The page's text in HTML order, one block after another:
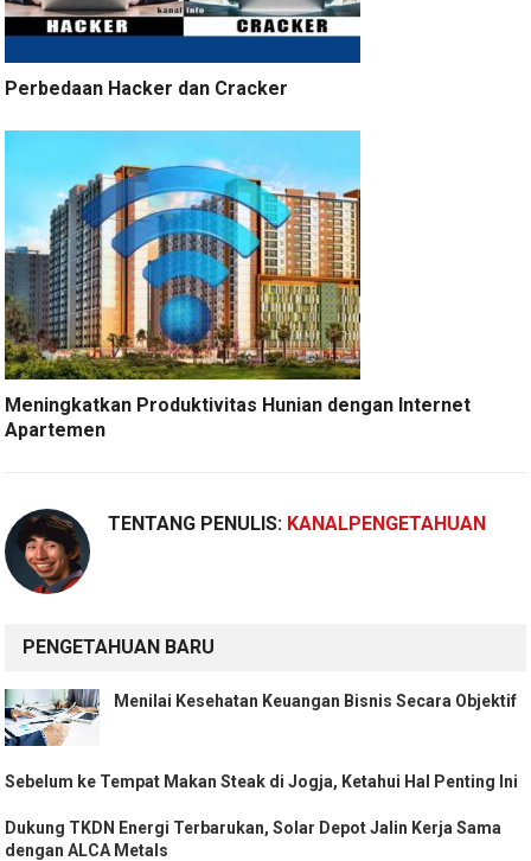
Perbedaan Hacker dan Cracker
Meningkatkan Produktivitas Hunian dengan Internet
Apartemen
TENTANG PENULIS: KANALPENGETAHUAN
PENGETAHUAN BARU
Menilai Kesehatan Keuangan Bisnis Secara Objektif
Sebelum ke Tempat Makan Steak di Jogja, Ketahui Hal Penting Ini
Dukung TKDN Energi Terbarukan, Solar Depot Jalin Kerja Sama
dengan ALCA Metals